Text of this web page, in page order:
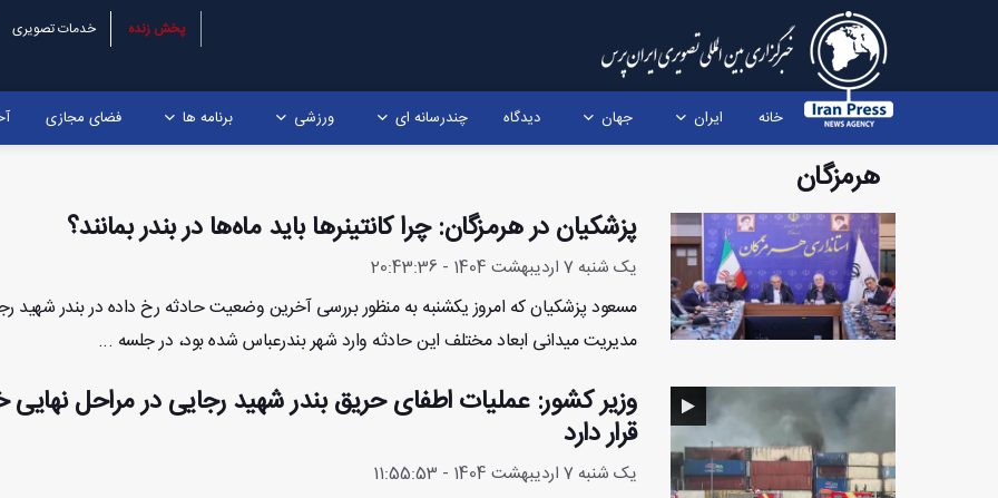
پخش زنده خدمات تصویری
خانه ایران جهان دیدگاه چندرسانه ای ورزشی برنامه ها فضای مجازی
هرمزگان
پزشکیان در هرمزگان: چرا کانتینرها باید ماه‌ها در بندر بمانند؟
یک شنبه 7 اردیبهشت 1404 - 20:43:36
مسعود پزشکیان که امروز یکشنبه به منظور بررسی آخرین وضعیت حادثه رخ داده در بندر شهید
مدیریت میدانی ابعاد مختلف این حادثه وارد شهر بندرعباس شده بود، در جلسه ...
وزیر کشور: عملیات اطفای حریق بندر شهید رجایی در مراحل نهایی
قرار دارد
یک شنبه 7 اردیبهشت 1404 - 11:55:53